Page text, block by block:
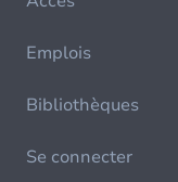
Emplois
Bibliothèques
Se connecter